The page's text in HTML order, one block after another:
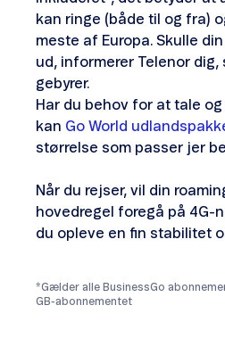
kan ringe (både til og fra)
meste af Europa. Skulle
ud, informerer Telenor dig,
gebyrer.
Har du behov for at tale
kan Go World
størrelse som passer jer
Når du rejser, vil din
hovedregel foregå på 4G-
du opleve en fin stabilitet
*Gælder alle BusinessGo
GB-abonnementet